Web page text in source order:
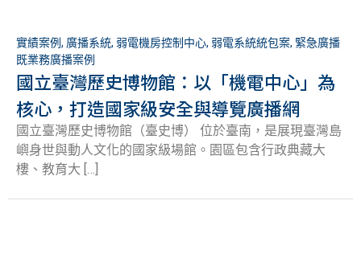
實績案例, 廣播系統, 弱電機房控制中心, 弱電系統統包案, 緊急廣播
既業務廣播案例
國立臺灣歷史博物館：以「機電中心」為
核心，打造國家級安全與導覽廣播網
國立臺灣歷史博物館（臺史博） 位於臺南，是展現臺灣島
嶼身世與動人文化的國家級場館。園區包含行政典藏大
樓、教育大 […]